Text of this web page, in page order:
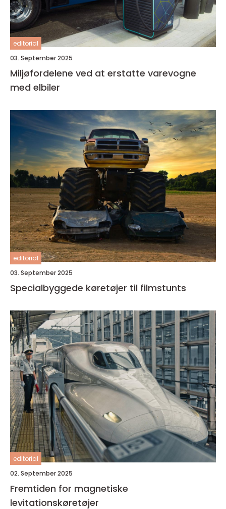
editorial
03. September 2025
Miljøfordelene ved at erstatte varevogne
med elbiler
editorial
03. September 2025
Specialbyggede køretøjer til filmstunts
editorial
02. September 2025
Fremtiden for magnetiske
levitationskøretøjer